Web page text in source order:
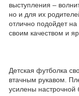
выступления –
но и для их
отлично подойдет
своим качеством и
Детская футболка
втачным рукавом.
усилены настрочной